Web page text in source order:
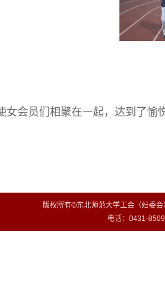
女会员们相聚在一起，达到了愉
版权所有©东北师范大学工会（妇委
电话：0431-